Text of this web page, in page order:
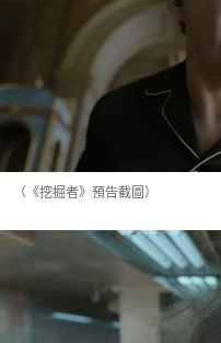
（《挖掘者》預告截圖）